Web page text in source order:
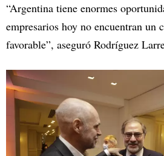
“Argentina tiene enormes
empresarios hoy no encuentran un
favorable”, aseguró Rodríguez